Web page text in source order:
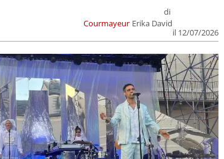
Courmayeur
di
Erika David
il 12/07/2026